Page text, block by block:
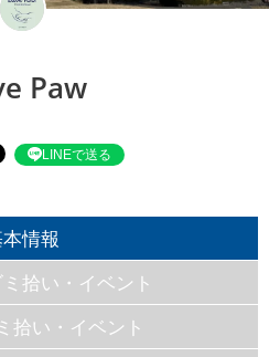
Paw
LINEで送る
情報
拾い・イベント
拾い・イベント